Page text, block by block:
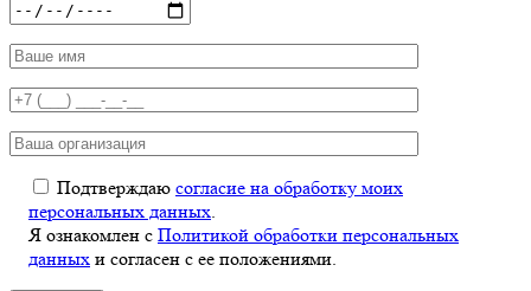
Подтверждаю согласие на обработку моих
персональных данных.
Я ознакомлен с Политикой обработки персональных
данных и согласен с ее положениями.